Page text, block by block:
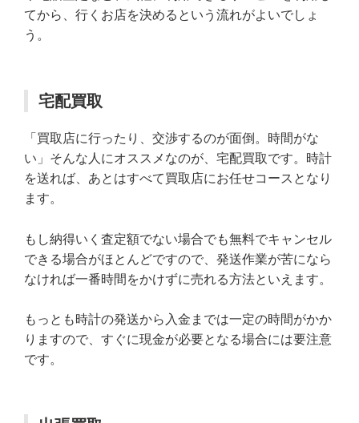
てから、行くお店を決めるという流れがよいでしょ
う。
宅配買取
「買取店に行ったり、交渉するのが面倒。時間がな
い」そんな人にオススメなのが、宅配買取です。時計
を送れば、あとはすべて買取店にお任せコースとなり
ます。
もし納得いく査定額でない場合でも無料でキャンセル
できる場合がほとんどですので、発送作業が苦になら
なければ一番時間をかけずに売れる方法といえます。
もっとも時計の発送から入金までは一定の時間がかか
りますので、すぐに現金が必要となる場合には要注意
です。